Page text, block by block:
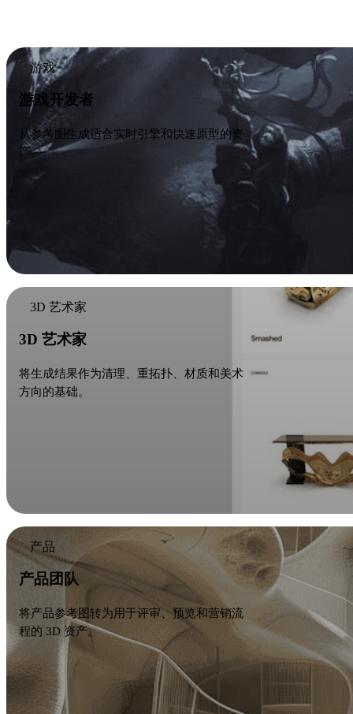
游戏
游戏开发者
从参考图生成适合实时引擎和快速原型的资
产。
3D 艺术家
3D 艺术家
将生成结果作为清理、重拓扑、材质和美术
方向的基础。
产品
产品团队
将产品参考图转为用于评审、预览和营销流
程的 3D 资产。